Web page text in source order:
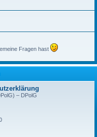
Fragen hast
– DPolG